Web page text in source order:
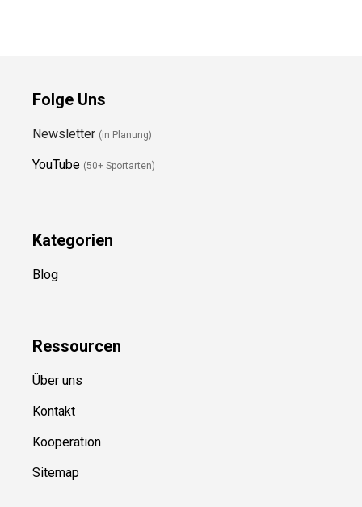
Folge Uns
Newsletter (in Planung)
YouTube (50+ Sportarten)
Kategorien
Blog
Ressourcen
Über uns
Kontakt
Kooperation
Sitemap